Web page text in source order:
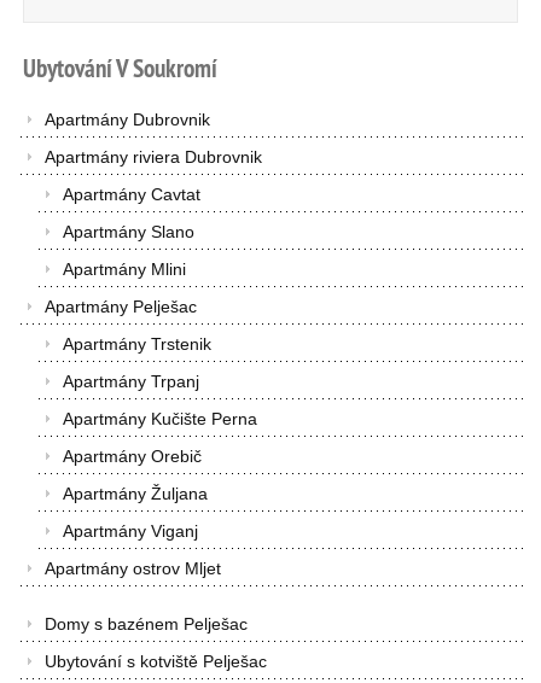
UbytováníVSoukromí
Apartmány Dubrovnik
Apartmány riviera Dubrovnik
Apartmány Cavtat
Apartmány Slano
Apartmány Mlini
Apartmány Pelješac
Apartmány Trstenik
Apartmány Trpanj
Apartmány Kučište Perna
Apartmány Orebič
Apartmány Žuljana
Apartmány Viganj
Apartmány ostrov Mljet
Domy s bazénem Pelješac
Ubytování s kotviště Pelješac